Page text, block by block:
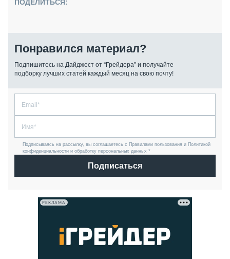
ПОДЕЛИТЬСЯ:
Понравился материал?
Подпишитесь на Дайджест от “Грейдера” и получайте
подборку лучших статей каждый месяц на свою почту!
Подписываясь на рассылку, вы соглашаетесь с Правилами пользования и Политикой
конфиденциальности и обработку персональных данных *
Подписаться
РЕКЛАМА